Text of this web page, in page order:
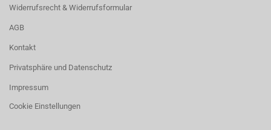
Widerrufsrecht & Widerrufsformular
AGB
Kontakt
Privatsphäre und Datenschutz
Impressum
Cookie Einstellungen